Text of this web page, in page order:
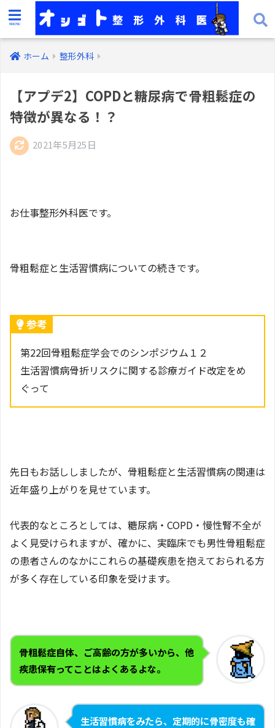
ホーム 整形外科
【アプデ2】COPDと糖尿病で骨粗鬆症の
特徴が異なる！？
2021年5月25日
お仕事整形外科医です。
骨粗鬆症と生活習慣病についての続きです。
参考
第22回骨粗鬆症学会でのシンポジウム１２
生活習慣病骨折リスクに関する診療ガイド改定をめ
ぐって
先日もお話ししましたが、骨粗鬆症と生活習慣病の関連は
近年盛り上がりを見せています。
代表的なところとしては、糖尿病・COPD・慢性腎不全が
よく見受けられますが、確かに、実臨床でも男性骨粗鬆症
の患者さんのなかにこれらの基礎疾患を抱えておられる方
が多く存在している印象を受けます。
骨粗鬆症自体、ご高齢の方が多いから、他
疾患保有ってことはよくあるよな。
生活習慣病をみたら、定期的に骨密度も確